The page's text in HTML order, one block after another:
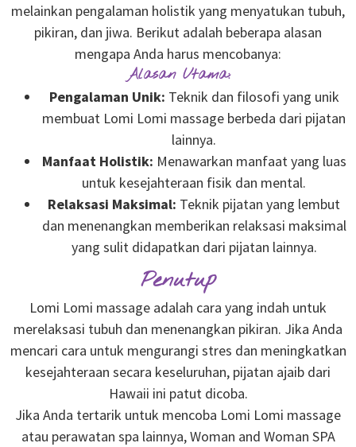
melainkan pengalaman holistik yang menyatukan tubuh,
pikiran, dan jiwa. Berikut adalah beberapa alasan
mengapa Anda harus mencobanya:
Alasan Utama:
Pengalaman Unik: Teknik dan filosofi yang unik
membuat Lomi Lomi massage berbeda dari pijatan
lainnya.
Manfaat Holistik: Menawarkan manfaat yang luas
untuk kesejahteraan fisik dan mental.
Relaksasi Maksimal: Teknik pijatan yang lembut
dan menenangkan memberikan relaksasi maksimal
yang sulit didapatkan dari pijatan lainnya.
Penutup
Lomi Lomi massage adalah cara yang indah untuk
merelaksasi tubuh dan menenangkan pikiran. Jika Anda
mencari cara untuk mengurangi stres dan meningkatkan
kesejahteraan secara keseluruhan, pijatan ajaib dari
Hawaii ini patut dicoba.
Jika Anda tertarik untuk mencoba Lomi Lomi massage
atau perawatan spa lainnya, Woman and Woman SPA